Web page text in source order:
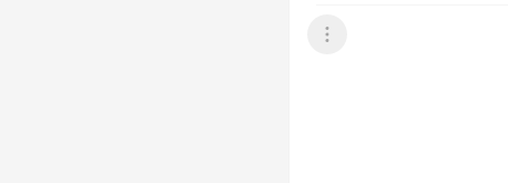
عرض القائمة